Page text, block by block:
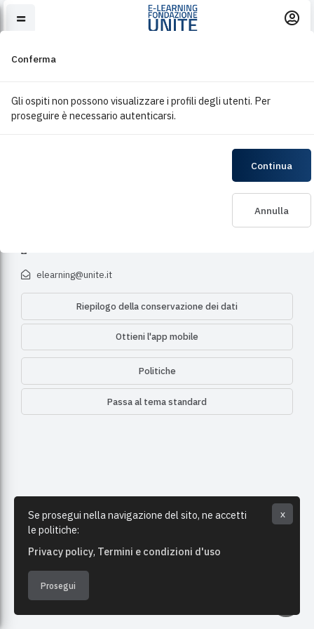
Vai al contenuto principale
Conferma
Gli ospiti non possono visualizzare i profili degli utenti. Per
proseguire è necessario autenticarsi.
Continua
Annulla
© 2021 Fondazione Università degli Studi di Teramo • via R.
Balzarini 1 64100 Teramo • P.I. 01555930674 - C.F.
elearning@unite.it
Riepilogo della conservazione dei dati
Ottieni l'app mobile
Politiche
Passa al tema standard
Se prosegui nella navigazione del sito, ne accetti
le politiche:
Privacy policy Termini e condizioni d'uso
Prosegui
x